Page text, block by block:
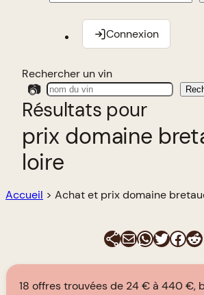
Connexion
Rechercher un vin
📷
Résultats pour
prix domaine
loire
Accueil > Achat et prix domaine
E-mailTwitter
18 offres trouvées de 24 € à 440 €,